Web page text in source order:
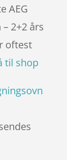
AEG
2+2 års
oftest
til shop